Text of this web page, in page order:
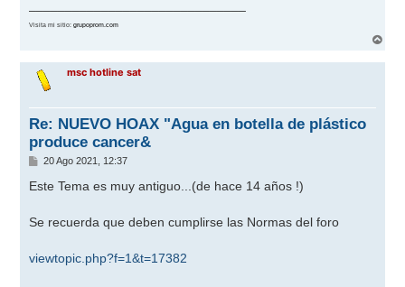
e
Visita mi sitio:grupoprom.com
r
msc hotline sat
Re: NUEVO HOAX "Agua en botella de plástico
produce cancer&
M
n
j
e
20 Ago 2021, 12:37
Este Tema es muy antiguo...(de hace 14 años !)
Se recuerda que deben cumplirse las Normas del foro
viewtopic.php?f=1&t=17382